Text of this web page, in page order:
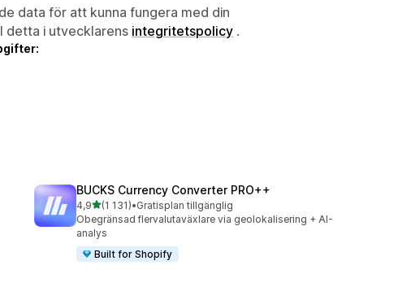
data för att kunna fungera med din
detta i utvecklarens integritetspolicy .
BUCKS Currency Converter PRO++
4,9av 5 stjärnor
(1 131)
1131 recensioner totalt
•Gratisplan tillgänglig
Obegränsad flervalutaväxlare via geolokalisering + AI-
analys
Built for Shopify